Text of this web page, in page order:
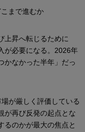
まで進むか
上昇へ転じるために
が必要になる。2026年
かなかった半年」だっ
が厳しく評価している
が再び反発の起点とな
るのかが最大の焦点と